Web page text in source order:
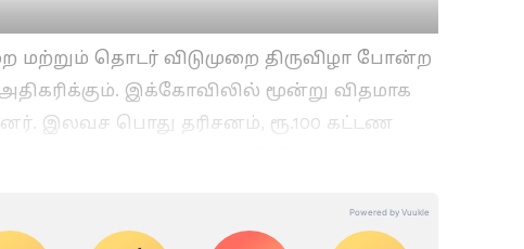
மற்றும் தொடர் விடுமுறை திருவிழா போன்ற
இக்கோவிலில் மூன்று விதமாக
இலவச பொது தரிசனம், ரூ.100 கட்டண